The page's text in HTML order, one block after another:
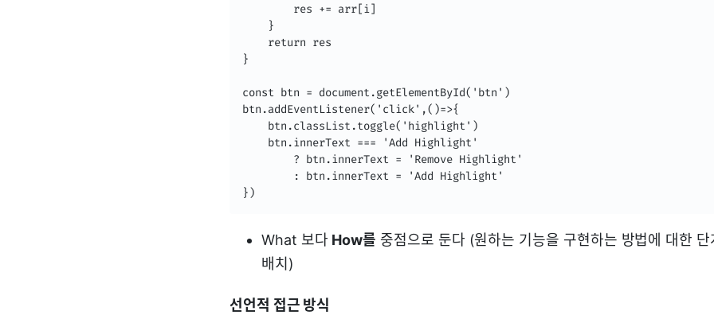
    }
    return res
}
const btn = document.getElementById('btn')
btn.addEventListener('click',()=>{
    btn.innerText === 'Add Highlight'
        : btn.innerText = 'Add Highlight'
What 보다 How를 중점으로 둔다 (원하는 기능을 구현하는 방법에 대한 단
배치)
선언적 접근 방식